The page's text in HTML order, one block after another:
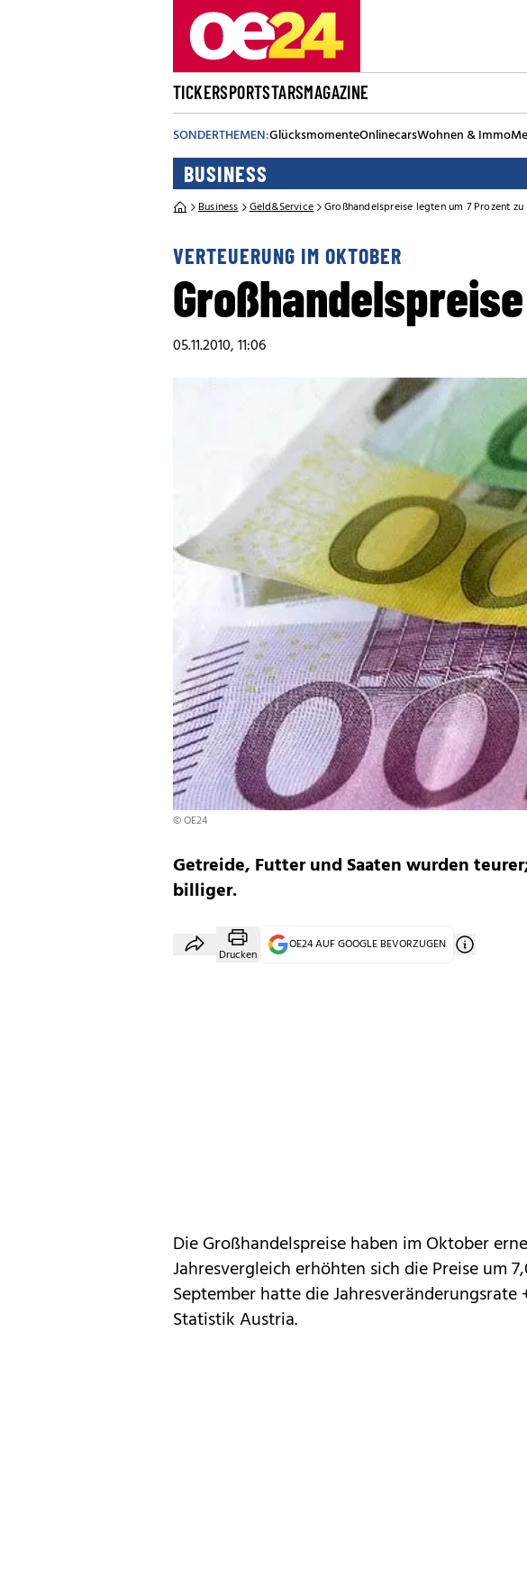
TICKERSPORTSTARSMAGAZINE
SONDERTHEMEN:GlücksmomenteOnlinecarsWohnen & Immo
BUSINESS
Business Geld&Service Großhandelspreise legten um 7 Prozent zu
VERTEUERUNG IM OKTOBER
05.11.2010, 11:06
© OE24
Getreide, Futter und Saaten wurden
billiger.
Drucken
OE24 AUF GOOGLE BEVORZUGEN
Die Großhandelspreise haben im Oktober
Jahresvergleich erhöhten sich die Preise um
September hatte die Jahresveränderungsrate
Statistik Austria.